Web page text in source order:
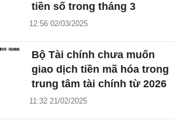
tiền số trong tháng 3
12:56 02/03/2025
Bộ Tài chính chưa muốn
giao dịch tiền mã hóa trong
trung tâm tài chính từ 2026
11:32 21/02/2025